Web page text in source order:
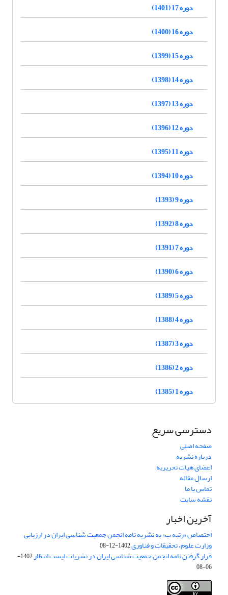
دوره 17 (1401)
دوره 16 (1400)
دوره 15 (1399)
دوره 14 (1398)
دوره 13 (1397)
دوره 12 (1396)
دوره 11 (1395)
دوره 10 (1394)
دوره 9 (1393)
دوره 8 (1392)
دوره 7 (1391)
دوره 6 (1390)
دوره 5 (1389)
دوره 4 (1388)
دوره 3 (1387)
دوره 2 (1386)
دوره 1 (1385)
دسترسی سریع
صفحه اصلی
درباره نشریه
اعضای هیات تحریریه
ارسال مقاله
تماس با ما
نقشه سایت
آخرین اخبار
اختصاص «رتبه ب» به نشریه نامه انجمن جمعیت شناسی ایران در ارزیابی
وزارت علوم، تحقیقات و فناوری1402-12-08
قرار گرفتن نامه انجمن جمعیت شناسی ایران در نشریات لیست انتظار
1402-
06-08